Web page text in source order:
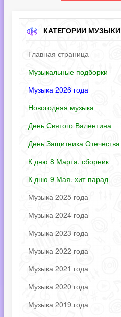
КАТЕГОРИИ МУЗЫКИ
Главная страница
Музыкальные подборки
Музыка 2026 года
Новогодняя музыка
День Святого Валентина
День Защитника Отечества
К дню 8 Марта. сборник
К дню 9 Мая. хит-парад
Музыка 2025 года
Музыка 2024 года
Музыка 2023 года
Музыка 2022 года
Музыка 2021 года
Музыка 2020 года
Музыка 2019 года